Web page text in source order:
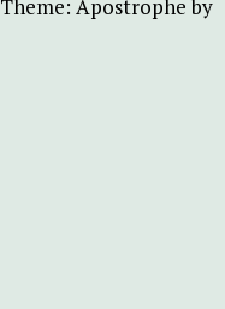
Theme: Apostrophe by